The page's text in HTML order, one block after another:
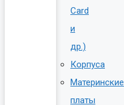
Card
и
др.)
Корпуса
Материнские
платы